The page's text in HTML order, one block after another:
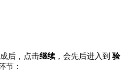
后，点击继续，会先后进入到 验
节：